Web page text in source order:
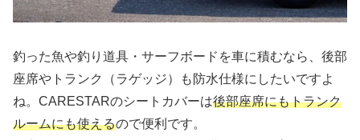
釣った魚や釣り道具・サーフボードを車に積むなら、後部
座席やトランク（ラゲッジ）も防水仕様にしたいですよ
ね。CARESTARのシートカバーは後部座席にもトランク
ルームにも使えるので便利です。